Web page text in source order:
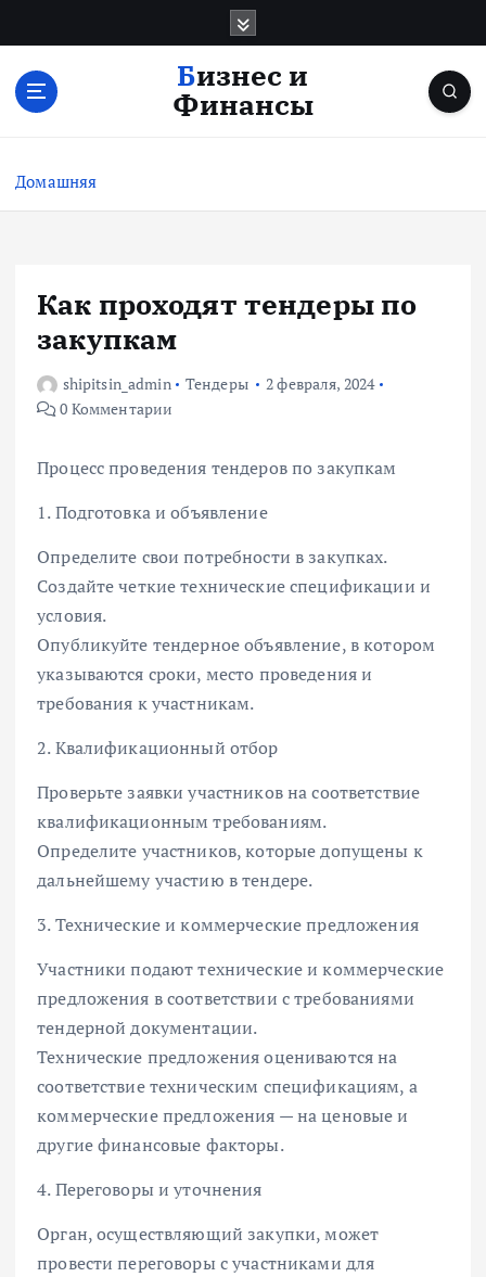
с
Бизнес и
Финансы
Домашняя
Как проходят тендеры по
закупкам
shipitsin_admin Тендеры
2 февраля, 2024
0 Комментарии
Процесс проведения тендеров по закупкам
1. Подготовка и объявление
Определите свои потребности в закупках.
Создайте четкие технические спецификации и
условия.
Опубликуйте тендерное объявление, в котором
указываются сроки, место проведения и
требования к участникам.
2. Квалификационный отбор
Проверьте заявки участников на соответствие
квалификационным требованиям.
Определите участников, которые допущены к
дальнейшему участию в тендере.
3. Технические и коммерческие предложения
Участники подают технические и коммерческие
предложения в соответствии с требованиями
тендерной документации.
Технические предложения оцениваются на
соответствие техническим спецификациям, а
коммерческие предложения — на ценовые и
другие финансовые факторы.
4. Переговоры и уточнения
Орган, осуществляющий закупки, может
провести переговоры с участниками для